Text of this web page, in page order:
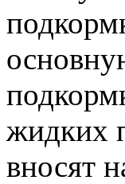
жидких
вносят